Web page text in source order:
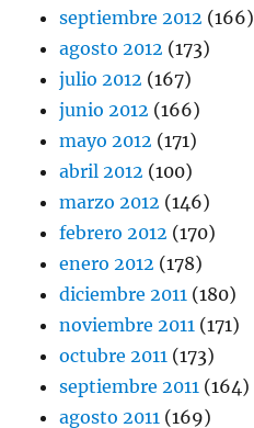
septiembre 2012 (166)
agosto 2012 (173)
julio 2012 (167)
junio 2012 (166)
mayo 2012 (171)
abril 2012 (100)
marzo 2012 (146)
febrero 2012 (170)
enero 2012 (178)
diciembre 2011 (180)
noviembre 2011 (171)
octubre 2011 (173)
septiembre 2011 (164)
agosto 2011 (169)